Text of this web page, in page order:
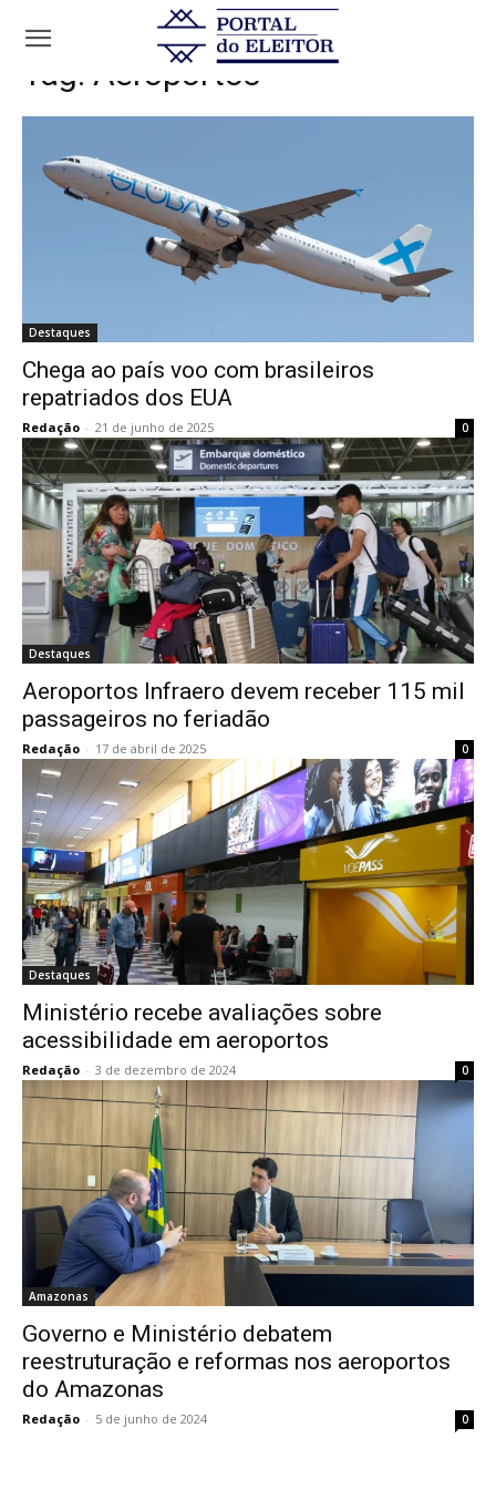
Tags
Tag: Aeroportos
Destaques
Chega ao país voo com brasileiros
repatriados dos EUA
Redação - 21 de junho de 2025 0
Destaques
Aeroportos Infraero devem receber 115 mil
passageiros no feriadão
Redação - 17 de abril de 2025 0
Destaques
Ministério recebe avaliações sobre
acessibilidade em aeroportos
Redação - 3 de dezembro de 2024 0
Amazonas
Governo e Ministério debatem
reestruturação e reformas nos aeroportos
do Amazonas
Redação - 5 de junho de 2024 0